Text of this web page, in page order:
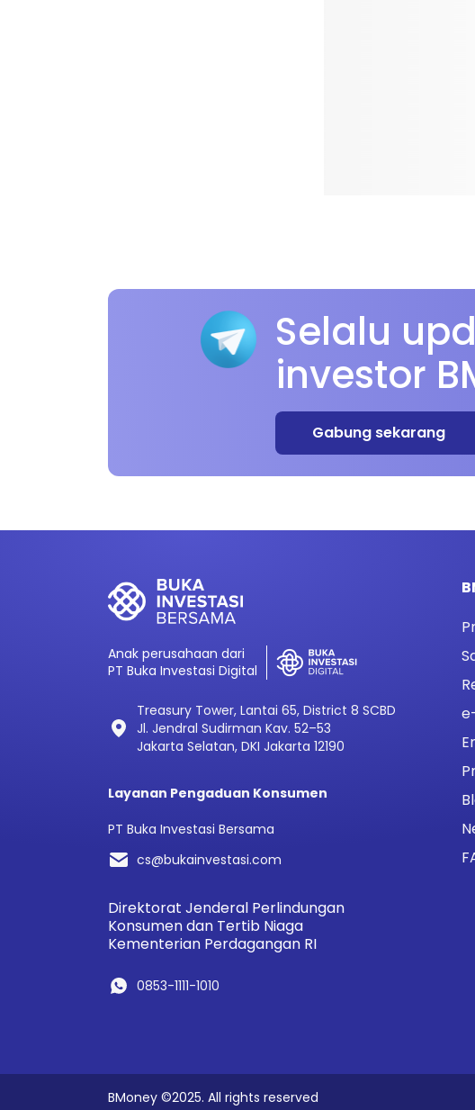
Selalu
investor
Gabung sekarang
Anak perusahaan dari
PT Buka Investasi Digital
Treasury Tower, Lantai 65, District 8 SCBD
Jl. Jendral Sudirman Kav. 52–53
Jakarta Selatan, DKI Jakarta 12190
Layanan Pengaduan Konsumen
PT Buka Investasi Bersama
cs@bukainvestasi.com
Direktorat Jenderal Perlindungan
Konsumen dan Tertib Niaga
Kementerian Perdagangan RI
0853-1111-1010
BMoney ©2025. All rights reserved